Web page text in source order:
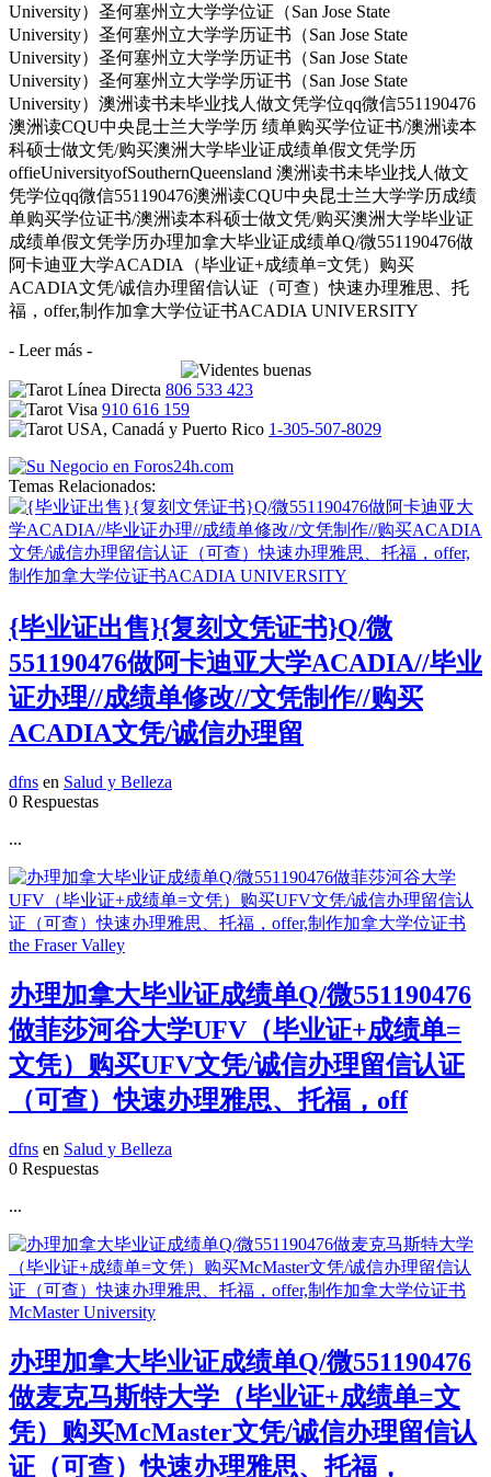
University）圣何塞州立大学学位证（San Jose State
University）圣何塞州立大学学历证书（San Jose State
University）圣何塞州立大学学历证书（San Jose State
University）圣何塞州立大学学历证书（San Jose State
University）澳洲读书未毕业找人做文凭学位qq微信551190476
澳洲读CQU中央昆士兰大学学历 绩单购买学位证书/澳洲读本
科硕士做文凭/购买澳洲大学毕业证成绩单假文凭学历
offieUniversityofSouthernQueensland 澳洲读书未毕业找人做文
凭学位qq微信551190476澳洲读CQU中央昆士兰大学学历成绩
单购买学位证书/澳洲读本科硕士做文凭/购买澳洲大学毕业证
成绩单假文凭学历办理加拿大毕业证成绩单Q/微551190476做
阿卡迪亚大学ACADIA（毕业证+成绩单=文凭）购买
ACADIA文凭/诚信办理留信认证（可查）快速办理雅思、托
福，offer,制作加拿大学位证书ACADIA UNIVERSITY
- Leer más -
806 533 423
910 616 159
1-305-507-8029
Temas Relacionados:
{毕业证出售}{复刻文凭证书}Q/微
551190476做阿卡迪亚大学ACADIA//毕业
证办理//成绩单修改//文凭制作//购买
ACADIA文凭/诚信办理留
dfns en Salud y Belleza
0 Respuestas
...
办理加拿大毕业证成绩单Q/微551190476
做菲莎河谷大学UFV（毕业证+成绩单=
文凭）购买UFV文凭/诚信办理留信认证
（可查）快速办理雅思、托福，off
dfns en Salud y Belleza
0 Respuestas
...
办理加拿大毕业证成绩单Q/微551190476
做麦克马斯特大学（毕业证+成绩单=文
凭）购买McMaster文凭/诚信办理留信认
证（可查）快速办理雅思、托福，